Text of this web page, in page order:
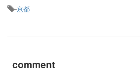
-京都
comment